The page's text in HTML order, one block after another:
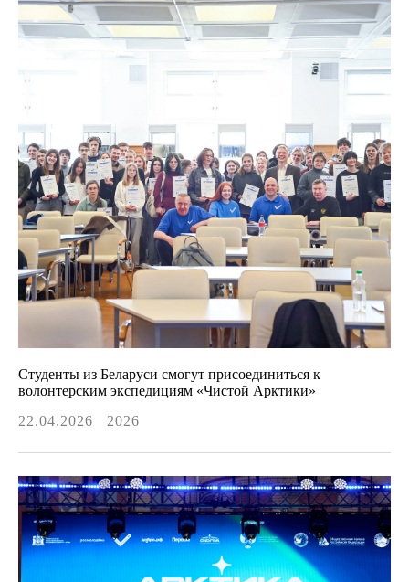
Студенты из Беларуси смогут присоединиться к
волонтерским экспедициям «Чистой Арктики»
22.04.2026
2026